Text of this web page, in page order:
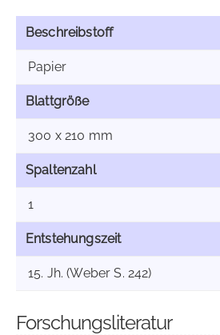
Beschreibstoff
Papier
Blattgröße
300 x 210 mm
Spaltenzahl
1
Entstehungszeit
15. Jh. (Weber S. 242)
Forschungsliteratur